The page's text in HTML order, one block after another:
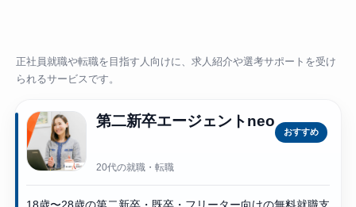
正社員就職や転職を目指す人向けに、求人紹介や選考サポートを受け
られるサービスです。
第二新卒エージェントneo
おすすめ
20代の就職・転職